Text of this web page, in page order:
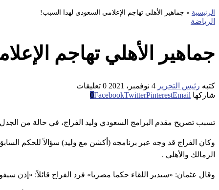
الرئيسية » جماهير الأهلي تهاجم الإعلامي السعودي لهذا السبب!
الرياضة
جماهير الأهلي تهاجم
كتبه رئيس التحرير 4 نوفمبر، 2021
0 تعليقات
شاركها
0FacebookTwitterPinterestEmail
تسبب تصريح مقدم البرامج السعودي وليد الفراج، في حالة من
وكان الفراج قد وجه عبر برنامجه (أكشن مع وليد) سؤالاً للحكم
الزمالك والأهلي .
وقال عثمان: «سيدير اللقاء حكما مصريا» فرد الفراج قائلاً: «إذن